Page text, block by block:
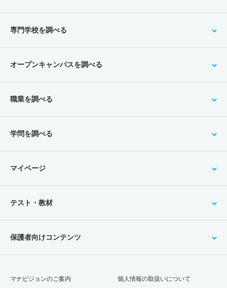
専門学校を調べる
オープンキャンパスを調べる
職業を調べる
学問を調べる
マイページ
テスト・教材
保護者向けコンテンツ
マナビジョンのご案内 個人情報の取扱いについて